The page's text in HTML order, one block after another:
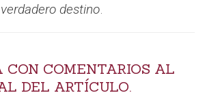
destino.
CON COMENTARIOS AL
DEL ARTÍCULO.